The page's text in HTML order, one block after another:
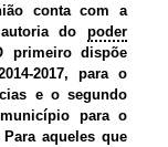
conta com a
autoria dopoder
primeiro dispõe
2017, para o
e o segundo
para o
aqueles que